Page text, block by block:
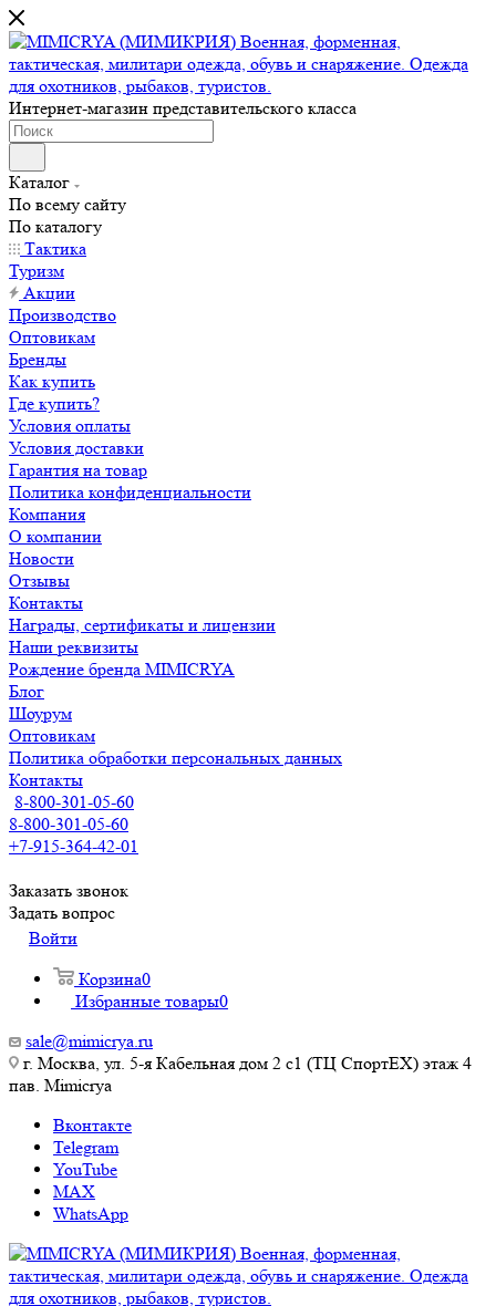
Интернет-магазин представительского класса
Каталог
По всему сайту
По каталогу
Тактика
Туризм
Акции
Производство
Оптовикам
Бренды
Как купить
Где купить?
Условия оплаты
Условия доставки
Гарантия на товар
Политика конфиденциальности
Компания
О компании
Новости
Отзывы
Контакты
Награды, сертификаты и лицензии
Наши реквизиты
Рождение бренда MIMICRYA
Блог
Шоурум
Оптовикам
Политика обработки персональных данных
Контакты
8-800-301-05-60
8-800-301-05-60
+7-915-364-42-01
Заказать звонок
Задать вопрос
Войти
Корзина0
Избранные товары0
sale@mimicrya.ru
г. Москва, ул. 5-я Кабельная дом 2 с1 (ТЦ СпортEX) этаж 4
пав. Mimicrya
Вконтакте
Telegram
YouTube
MAX
WhatsApp